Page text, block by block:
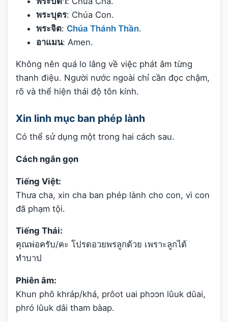
พระบุตร: Chúa Con.
พระจิต: Chúa Thánh Thần.
อาแมน: Amen.
Không nên quá lo lắng về việc phát âm từng
thanh điệu. Người nước ngoài chỉ cần đọc chậm,
rõ và thể hiện thái độ tôn kính.
Xin linh mục ban phép lành
Có thể sử dụng một trong hai cách sau.
Cách ngắn gọn
Tiếng Việt:
Thưa cha, xin cha ban phép lành cho con, vì con
đã phạm tội.
Tiếng Thái:
คุณพ่อครับ/คะ โปรดอวยพรลูกด้วย เพราะลูกได้
ทำบาป
Phiên âm:
Khun phô khráp/khá, prôot uai phɔɔn lûuk dûai,
phró lûuk dâi tham bàap.